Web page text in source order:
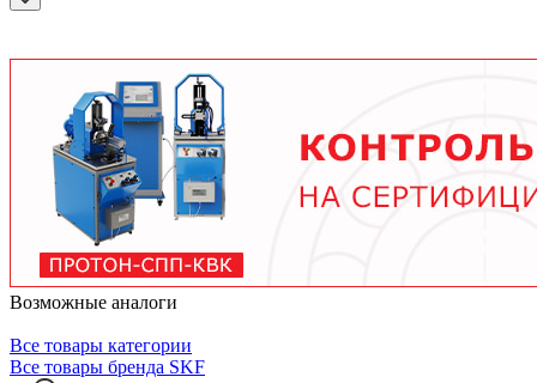
подшипника, скорости вращения, нагрузки и
тяжелых условиях до 2 лет при нормальной
эксплуатации. Используйте только
рекомендованные производителем смазочные
материалы.
Возможные аналоги
Все товары категории
Все товары бренда SKF